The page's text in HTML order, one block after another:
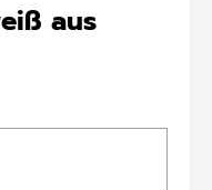
aus